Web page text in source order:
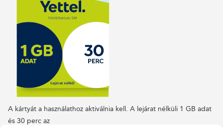
A kártyát a használathoz aktiválnia kell. A lejárat nélküli 1 GB adat
és 30 perc az